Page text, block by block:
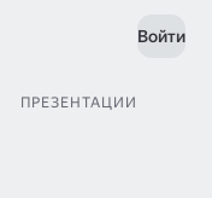
Войти
ПРЕЗЕНТАЦИИ